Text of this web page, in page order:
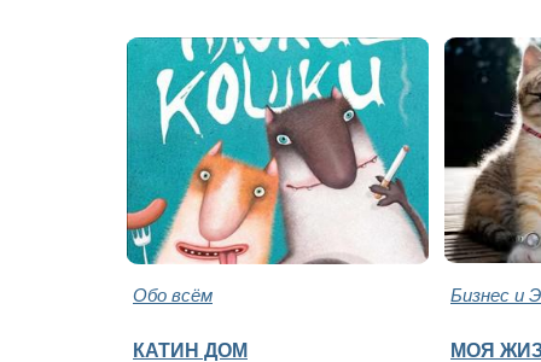
Обо всём Бизнес и
КАТИН ДОМ МОЯ